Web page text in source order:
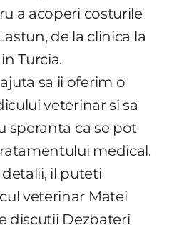
a acoperi costurile
de la clinica la
Turcia.
sa ii oferim o
veterinar si sa
speranta ca se pot
medical.
il puteti
veterinar Matei
discutii Dezbateri